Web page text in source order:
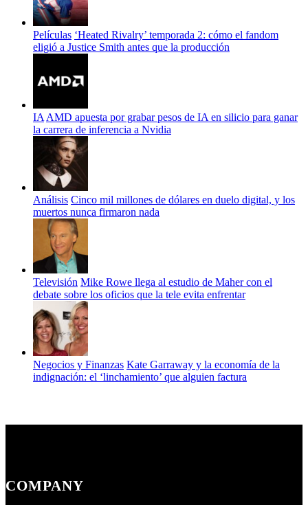
Películas ‘Heated Rivalry’ temporada 2: cómo el fandom
eligió a Justice Smith antes que la producción
IA AMD apuesta por grabar pesos de IA en silicio para ganar
la carrera de inferencia a Nvidia
Análisis Cinco mil millones de dólares en duelo digital, y los
muertos nunca firmaron nada
Televisión Mike Rowe llega al estudio de Maher con el
debate sobre los oficios que la tele evita enfrentar
Negocios y Finanzas Kate Garraway y la economía de la
indignación: el ‘linchamiento’ que alguien factura
COMPANY